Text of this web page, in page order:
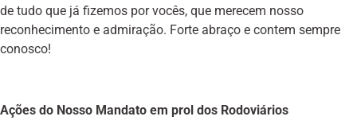
de tudo que já fizemos por vocês, que merecem nosso
reconhecimento e admiração. Forte abraço e contem sempre
conosco!
Ações do Nosso Mandato em prol dos Rodoviários